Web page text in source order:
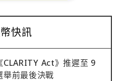
快訊
CLARITY Act》推遲至 9
舉前最後決戰